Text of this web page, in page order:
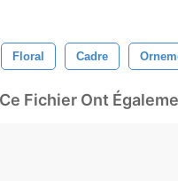
Floral Cadre
Fichier Ont